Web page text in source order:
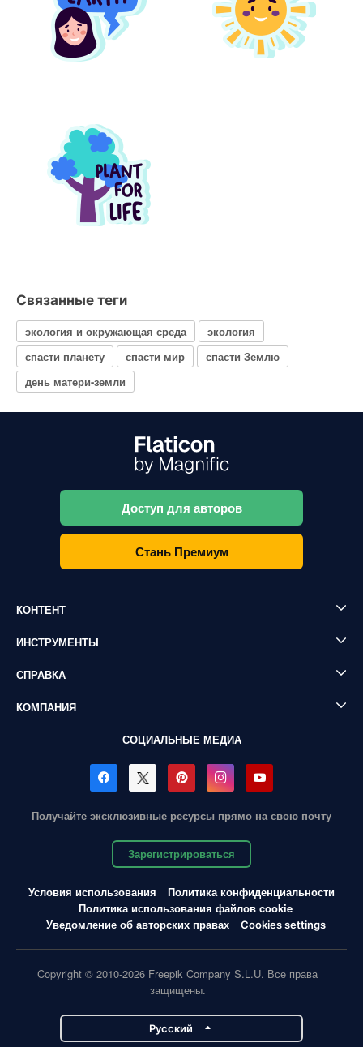
Связанные теги
экология и окружающая среда
экология
спасти планету
спасти мир
спасти Землю
день матери-земли
Доступ для авторов
Стань Премиум
КОНТЕНТ
ИНСТРУМЕНТЫ
СПРАВКА
КОМПАНИЯ
СОЦИАЛЬНЫЕ МЕДИА
Получайте эксклюзивные ресурсы прямо на свою почту
Зарегистрироваться
Условия использования
Политика конфиденциальности
Политика использования файлов cookie
Уведомление об авторских правах
Cookies settings
Copyright © 2010-2026 Freepik Company S.L.U. Все права
защищены.
Pусский